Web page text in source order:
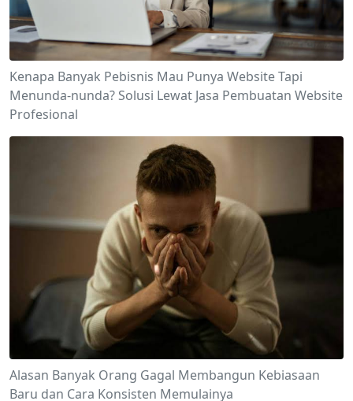
Kenapa Banyak Pebisnis Mau Punya Website Tapi
Menunda-nunda? Solusi Lewat Jasa Pembuatan Website
Profesional
Alasan Banyak Orang Gagal Membangun Kebiasaan
Baru dan Cara Konsisten Memulainya